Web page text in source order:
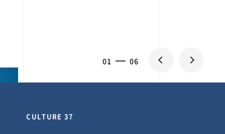
02 06
CULTURE 30